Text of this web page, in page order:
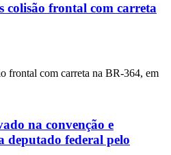
colisão frontal com carreta
frontal com carreta na BR-364, em
na convenção e
deputado federal pelo